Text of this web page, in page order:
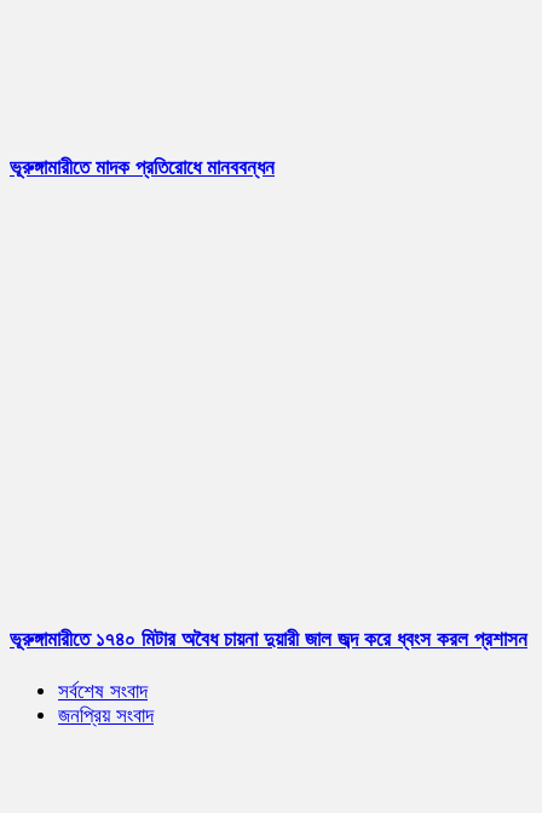
ভূরুঙ্গামারীতে মাদক প্রতিরোধে মানববন্ধন
ভূরুঙ্গামারীতে ১৭৪০ মিটার অবৈধ চায়না দুয়ারী জাল জব্দ করে ধ্বংস করল প্রশাসন
সর্বশেষ সংবাদ
জনপ্রিয় সংবাদ